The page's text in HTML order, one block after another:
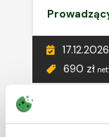
690 zł